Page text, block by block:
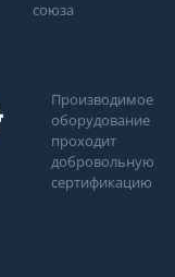
союза
Производимое
оборудование
проходит
добровольную
сертификацию